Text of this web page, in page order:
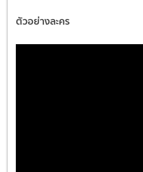
ตัวอย่างละคร